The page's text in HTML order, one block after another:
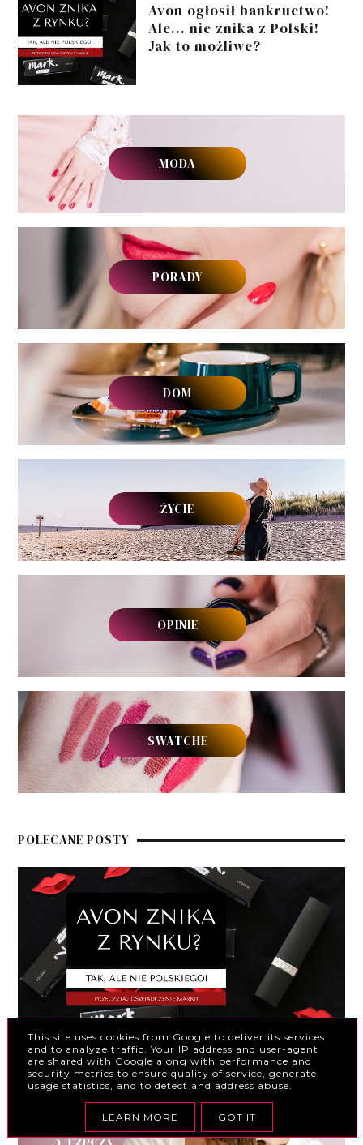
Avon ogłosił bankructwo!
Ale... nie znika z Polski!
Jak to możliwe?
MODA
PORADY
DOM
ŻYCIE
OPINIE
SWATCHE
POLECANE POSTY
Avon ogłosił bankructwo! Ale... nie znika
z Polski! Jak to możliwe?
This site uses cookies from Google to deliver its services
and to analyze traffic. Your IP address and user-agent
are shared with Google along with performance and
security metrics to ensure quality of service, generate
usage statistics, and to detect and address abuse.
LEARN MORE GOT IT